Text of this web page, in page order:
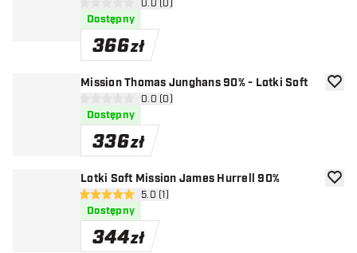
otwórz panel recenzji
0 gwiazdki oceny0.0 (0)
Dostępny
366zł
Mission Thomas Junghans 90% - Lotki Soft
otwórz panel recenzji
0 gwiazdki oceny0.0 (0)
Dostępny
336zł
Lotki Soft Mission James Hurrell 90%
otwórz panel recenzji
5 gwiazdki oceny
5.0 (1)
Dostępny
344zł